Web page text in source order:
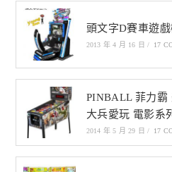
頭文字D賽車遊
2013 年 4 月 16 日 / 17
PINBALL 菲力霸
大兵愛玩 電影系
2014 年 5 月 29 日 / 17